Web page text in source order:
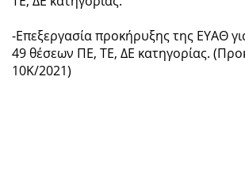
-Επεξεργασία προκήρυξης της ΕΥΑΘ
49 θέσεων ΠΕ, ΤΕ, ΔΕ κατηγορίας.
10Κ/2021)